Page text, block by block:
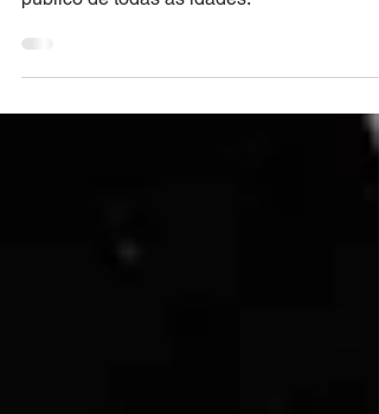
gratuito de divulgação científica voltado ao
público de todas as idades.